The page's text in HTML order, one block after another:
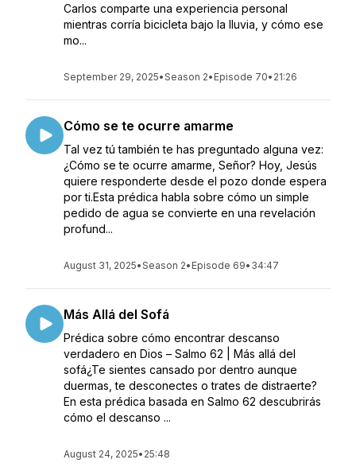
Carlos comparte una experiencia personal
mientras corría bicicleta bajo la lluvia, y cómo ese
mo...
September 29, 2025•Season 2• Episode 70• 21:26
Cómo se te ocurre amarme
Tal vez tú también te has preguntado alguna vez:
¿Cómo se te ocurre amarme, Señor? Hoy, Jesús
quiere responderte desde el pozo donde espera
por ti.Esta prédica habla sobre cómo un simple
pedido de agua se convierte en una revelación
profund...
August 31, 2025•Season 2• Episode 69• 34:47
Más Allá del Sofá
Prédica sobre cómo encontrar descanso
verdadero en Dios – Salmo 62 | Más allá del
sofá¿Te sientes cansado por dentro aunque
duermas, te desconectes o trates de distraerte?
En esta prédica basada en Salmo 62 descubrirás
cómo el descanso ...
August 24, 2025• 25:48